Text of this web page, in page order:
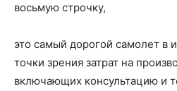
восьмую строчку,
это самый дорогой самолет в
точки зрения затрат на
включающих консультацию и